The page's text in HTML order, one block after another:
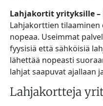
Lahjakortit yrityksille
Lahjakorttien tilaaminen
nopeaa. Useimmat
fyysisiä että sähköisiä
lähettää nopeasti
lahjat saapuvat ajallaan
Lahjakortteja